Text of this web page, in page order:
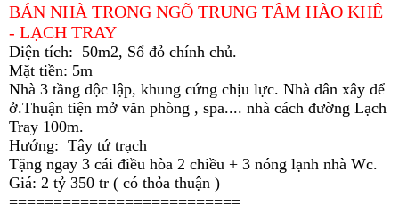
BÁN NHÀ TRONG NGÕ TRUNG TÂM HÀO KHÊ
- LẠCH TRAY
Diện tích: 50m2, Sổ đỏ chính chủ.
Mặt tiền: 5m
Nhà 3 tầng độc lập, khung cứng chịu lực. Nhà dân xây để
ở.Thuận tiện mở văn phòng , spa.... nhà cách đường Lạch
Tray 100m.
Hướng: Tây tứ trạch
Tặng ngay 3 cái điều hòa 2 chiều + 3 nóng lạnh nhà Wc.
Giá: 2 tỷ 350 tr ( có thỏa thuận )
==========================